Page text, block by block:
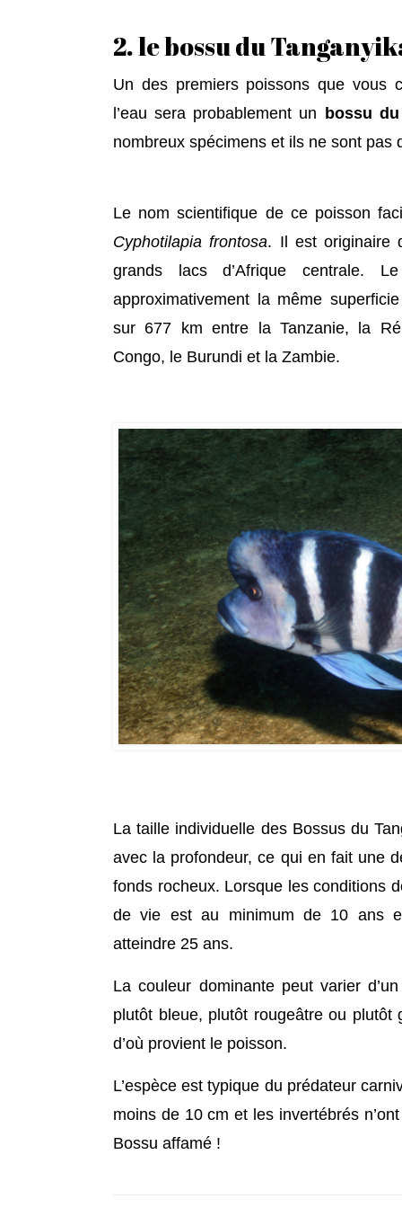
2. le bossu du
Un des premiers poissons que vous
l’eau sera probablement un bossu
nombreux spécimens et ils ne sont pas
Le nom scientifique de ce poisson
Cyphotilapia frontosa. Il est originaire
grands lacs d’Afrique centrale.
approximativement la même
sur 677 km entre la Tanzanie, la
Congo, le Burundi et la Zambie.
La taille individuelle des Bossus du
avec la profondeur, ce qui en fait une
fonds rocheux. Lorsque les conditions
de vie est au minimum de 10 ans
atteindre 25 ans.
La couleur dominante peut varier
plutôt bleue, plutôt rougeâtre ou plutôt
d’où provient le poisson.
L’espèce est typique du prédateur
moins de 10 cm et les invertébrés
Bossu affamé !